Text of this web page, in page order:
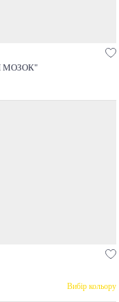
МОЗОК"
Вибір кольору